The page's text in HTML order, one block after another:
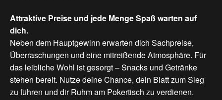
Attraktive Preise und jede MengeSpaßwarten auf
dich.
Neben dem Hauptgewinn erwarten dich Sachpreise,
Überraschungen und eine mitreißende Atmosphäre. Für
das leibliche Wohl ist gesorgt – Snacks und Getränke
stehen bereit. Nutze deine Chance, dein Blatt zum Sieg
zu führen und dir Ruhm am Pokertisch zu verdienen.